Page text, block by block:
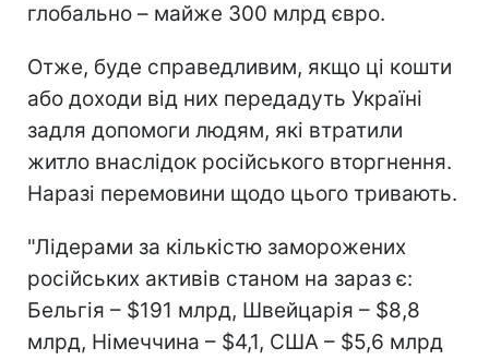
глобально – майже 300 млрд євро.
Отже, буде справедливим, якщо ці кошти
або доходи від них передадуть Україні
задля допомоги людям, які втратили
житло внаслідок російського вторгнення.
Наразі перемовини щодо цього тривають.
"Лідерами за кількістю заморожених
російських активів станом на зараз є:
Бельгія – $191 млрд, Швейцарія – $8,8
млрд, Німеччина – $4,1, США – $5,6 млрд